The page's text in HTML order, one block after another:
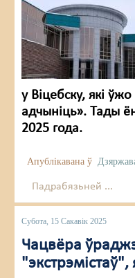
у Віцебску, які
адчыніць». Тады
2025 года.
Апублікавана ў
Падрабязьней ...
Субота, 15 Сакавік 2025
Чацвёра